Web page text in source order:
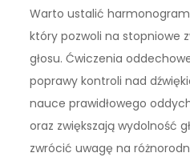
Warto ustalić
który pozwoli na stopniowe
głosu. Ćwiczenia
poprawy kontroli nad
nauce prawidłowego
oraz zwiększają wydolność
zwrócić uwagę na